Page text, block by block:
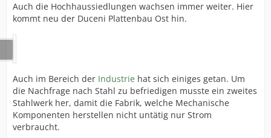
Auch die Hochhaussiedlungen wachsen immer weiter. Hier
kommt neu der Duceni Plattenbau Ost hin.
Auch im Bereich der Industrie hat sich einiges getan. Um
die Nachfrage nach Stahl zu befriedigen musste ein zweites
Stahlwerk her, damit die Fabrik, welche Mechanische
Komponenten herstellen nicht untätig nur Strom
verbraucht.